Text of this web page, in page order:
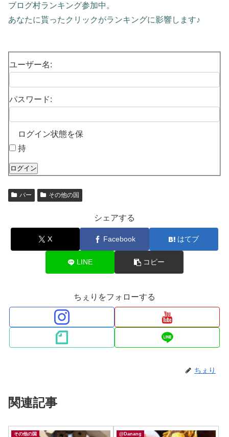
ブログ村ランキング参加中。
あなたに貰ったクリックがランキングに影響します♪
ユーザー名:
パスワード:
ログイン状態を保
持
ログイン
バー その他の国
シェアする
X Facebook はてブ
LINE コピー
ちぇりをフォローする
ちぇり
関連記事
その他の国 @Danang